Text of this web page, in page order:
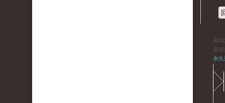
星
永久